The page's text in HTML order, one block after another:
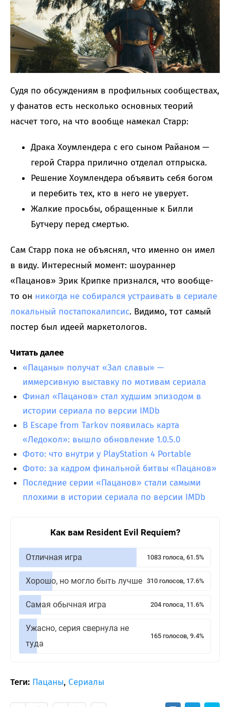
Судя по обсуждениям в профильных сообществах,
у фанатов есть несколько основных теорий
насчет того, на что вообще намекал Старр:
Драка Хоумлендера с его сыном Райаном —
герой Старра прилично отделал отпрыска.
Решение Хоумлендера объявить себя богом
и перебить тех, кто в него не уверует.
Жалкие просьбы, обращенные к Билли
Бутчеру перед смертью.
Сам Старр пока не объяснял, что именно он имел
в виду. Интересный момент: шоураннер
«Пацанов» Эрик Крипке признался, что вообще-
то он никогда не собирался устраивать в сериале
локальный постапокалипсис. Видимо, тот самый
постер был идеей маркетологов.
Читать далее
«Пацаны» получат «Зал славы» —
иммерсивную выставку по мотивам сериала
Финал «Пацанов» стал худшим эпизодом в
истории сериала по версии IMDb
В Escape from Tarkov появилась карта
«Ледокол»: вышло обновление 1.0.5.0
Фото: что внутри у PlayStation 4 Portable
Фото: за кадром финальной битвы «Пацанов»
Последние серии «Пацанов» стали самыми
плохими в истории сериала по версии IMDb
Как вам Resident Evil Requiem?
Отличная игра 1083 голоса, 61.5%
Хорошо, но могло быть лучше 310 голосов, 17.6%
Самая обычная игра 204 голоса, 11.6%
Ужасно, серия свернула не
туда
165 голосов, 9.4%
Теги: Пацаны, Сериалы